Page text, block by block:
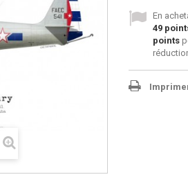
En
49
points